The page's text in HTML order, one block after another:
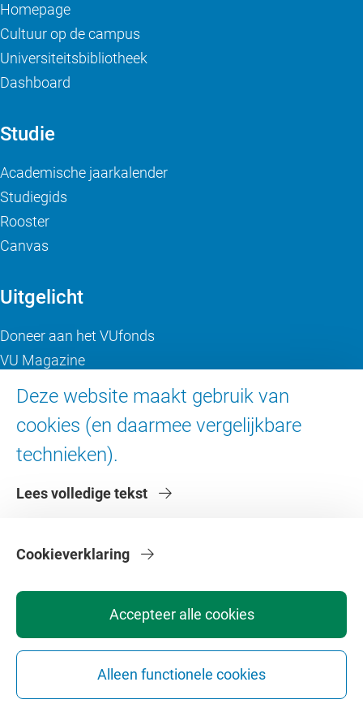
Deze website maakt gebruik van
cookies (en daarmee vergelijkbare
technieken).
Lees volledige tekst
Accepteer alle cookies
Alleen functionele cookies
Cookieverklaring
Homepage
Cultuur op de campus
Universiteitsbibliotheek
Dashboard
Studie
Academische jaarkalender
Studiegids
Rooster
Canvas
Uitgelicht
Doneer aan het VUfonds
VU Magazine
Over de VU
Contact en route
Faculteiten